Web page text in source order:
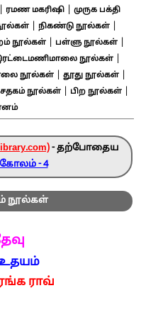
ரமண மகரிஷி|
முருக பக்தி
நிகண்டு நூல்கள்
நூல்கள் பள்ளு நூல்கள்
நூல்கள்|
நூல்கள்| தூது நூல்கள்|
சதகம் நூல்கள் பிற நூல்கள்
- தற்போதைய
கோலம் - 4
நூல்கள்
உதயம்
ராவ்